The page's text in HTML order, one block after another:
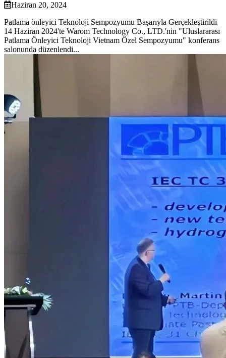
Haziran 20, 2024
Patlama önleyici Teknoloji Sempozyumu Başarıyla Gerçekleştirildi
14 Haziran 2024'te Warom Technology Co., LTD.'nin "Uluslararası
Patlama Önleyici Teknoloji Vietnam Özel Sempozyumu" konferans
salonunda düzenlendi...